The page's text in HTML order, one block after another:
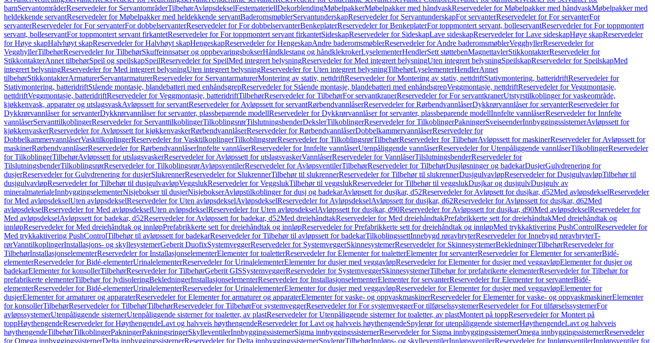
barnServantområderReservedeler for ServantområderTilbehørAvløpsdekselFestemateriellDekorblendingMøbelpakkerMøbelpakker med håndvaskReservedeler for Møbelpakker med håndvaskMøbelpakker med
heldekkende servantReservedeler for Møbelpakker med heldekkende servantBaderomsmøblerServantunderskapReservedeler for ServantunderskapFor servanterReservedeler for For servanterFor
servanterReservedeler for For servanterFor dobbelservanterReservedeler for For dobbelservanterBenkeplaterReservedeler for BenkeplaterFor toppmontert servant, bolleservantReservedeler for For toppmontert
servant, bolleservantFor toppmontert servant firkantetReservedeler for For toppmontert servant firkantetSideskapReservedeler for SideskapLave sideskapReservedeler for Lave sideskapHøye skapReservedeler
for Høye skapHalvhøyt skapReservedeler for Halvhøyt skapHengeskapReservedeler for HengeskapAndre baderomsmøblerReservedeler for Andre baderomsmøblerVegghyllerReservedeler for
VegghyllerTilbehørReservedeler for TilbehørSkuffeinnsatser og oppbevaringsbokserHåndklestang og håndklekrokerLyselementerHendlerSett støttebenMagnettavlerStikkontakterReservedeler for
StikkontakterAnnet tilbehørSpeil og speilskapSpeilReservedeler for SpeilMed integrert belysningReservedeler for Med integrert belysningUten integrert belysningSpeilskapReservedeler for SpeilskapMed
integrert belysningReservedeler for Med integrert belysningUten integrert belysningReservedeler for Uten integrert belysningTilbehørLyselementerHendlerAnnet
tilbehørStikkontakterArmaturerServantarmaturerReservedeler for ServantarmaturerMontering av stativ, nettdriftReservedeler for Montering av stativ, nettdriftStativmontering, batteridriftReservedeler for
Stativmontering, batteridriftStående montasje, blandebatteri med enhåndsgrepReservedeler for Stående montasje, blandebatteri med enhåndsgrepVeggmontasje, nettdriftReservedeler for Veggmontasje,
nettdriftVeggmontasje, batteridriftReservedeler for Veggmontasje, batteridriftTilbehørReservedeler for TilbehørFor servantkranerReservedeler for For servantkranerUtstyrstilkoblinger for vaskeområde,
kjøkkenvask, apparater og utslagsvaskAvløpssett for servantReservedeler for Avløpssett for servantRørbendvannlåserReservedeler for RørbendvannlåserDykkrørvannlåser for servanterReservedeler for
Dykkrørvannlåser for servanterDykkrørvannlåser for servanter, plassbeparende modellReservedeler for Dykkrørvannlåser for servanter, plassbeparende modellInnfelte vannlåserReservedeler for Innfelte
vannlåserServanttilkoblingerReservedeler for ServanttilkoblingerTilkoblingsrørTilslutningsbenderDekslerTilkoblingerReservedeler for TilkoblingerPakningerSveiseenderInnbyggingssisternerAvløpssett for
kjøkkenvaskerReservedeler for Avløpssett for kjøkkenvaskerRørbendvannlåserReservedeler for RørbendvannlåserDobbelkammervannlåserReservedeler for
DobbelkammervannlåserVasktilkoplingerReservedeler for VasktilkoplingerTilkoblingsrørReservedeler for TilkoblingsrørTilbehørReservedeler for TilbehørAvløpssett for maskinerReservedeler for Avløpssett for
maskinerRørbendvannlåserReservedeler for RørbendvannlåserInnfelte vannlåserReservedeler for Innfelte vannlåserUtenpåliggende vannlåserReservedeler for Utenpåliggende vannlåserTilkoblingerReservedeler
for TilkoblingerTilbehørAvløpssett for utslagsvaskerReservedeler for Avløpssett for utslagsvaskerVannlåserReservedeler for VannlåserTilslutningsbenderReservedeler for
TilslutningsbenderTilkoblingsrørReservedeler for TilkoblingsrørAvløpsventilerReservedeler for AvløpsventilerTilbehørReservedeler for TilbehørDusjløsninger og badekarDusjerGulvdrenering for
dusjerReservedeler for Gulvdrenering for dusjerSlukrennerReservedeler for SlukrennerTilbehør til slukrennerReservedeler for Tilbehør til slukrennerDusjgulvavløpReservedeler for DusjgulvavløpTilbehør til
dusjgulvavløpReservedeler for Tilbehør til dusjgulvavløpVeggslukReservedeler for VeggslukTilbehør til veggslukReservedeler for Tilbehør til veggslukDusjkar og dusjgulvDusjgulv av
mineralmaterialeInnbyggingselementerNisjebokser til dusjerNisjebokserAvløpstilkoblinger for dusj og badekarAvløpsett for dusjkar, d52Reservedeler for Avløpsett for dusjkar, d52Med avløpsdekselReservedeler
for Med avløpsdekselUten avløpsdekselReservedeler for Uten avløpsdekselAvløpsdekselReservedeler for AvløpsdekselAvløpssett for dusjkar, d62Reservedeler for Avløpssett for dusjkar, d62Med
avløpsdekselReservedeler for Med avløpsdekselUten avløpsdekselReservedeler for Uten avløpsdekselAvløpssett for dusjkar, d90Reservedeler for Avløpssett for dusjkar, d90Med avløpsdekselReservedeler for
Med avløpsdekselAvløpssett for badekar, d52Reservedeler for Avløpssett for badekar, d52Med dreiehåndtakReservedeler for Med dreiehåndtakPrefabrikkerte sett for dreiehåndtakMed dreiehåndtak og
innløpReservedeler for Med dreiehåndtak og innløpPrefabrikkerte sett for dreiehåndtak og innløpReservedeler for Prefabrikkerte sett for dreiehåndtak og innløpMed trykkaktivering PushControlReservedeler for
Med trykkaktivering PushControlTilbehør til avløpssett for badekarReservedeler for Tilbehør til avløpssett for badekarTilkoblingssettInnebygd røravbryterReservedeler for Innebygd røravbryterT-
rørVanntilkoplingerInstallasjons- og skyllesystemerGeberit DuofixSystemveggerReservedeler for SystemveggerSkinnesystemerReservedeler for SkinnesystemerBekledningerTilbehørReservedeler for
TilbehørInstallasjonselementerReservedeler for InstallasjonselementerElementer for toaletterReservedeler for Elementer for toaletterElementer for servanterReservedeler for Elementer for servanterBidé-
elementerReservedeler for Bidé-elementerUrinalelementerReservedeler for UrinalelementerElementer for dusjer med veggavløpReservedeler for Elementer for dusjer med veggavløpElementer for dusjer og
badekarElementer for konsollerTilbehørReservedeler for TilbehørGeberit GISSystemveggerReservedeler for SystemveggerSkinnesystemerTilbehør for prefabrikerte elementerReservedeler for Tilbehør for
prefabrikerte elementerTilbehør for lydisoleringBekledningerInstallasjonselementerReservedeler for InstallasjonselementerElementer for servanterReservedeler for Elementer for servanterBidé-
elementerReservedeler for Bidé-elementerUrinalelementerReservedeler for UrinalelementerElementer for dusjer med veggavløpReservedeler for Elementer for dusjer med veggavløpElementer for
dusjerElementer for armaturer og apparaterReservedeler for Elementer for armaturer og apparaterElementer for vaske- og oppvaskmaskinerReservedeler for Elementer for vaske- og oppvaskmaskinerElementer
for konsollerTilbehørReservedeler for TilbehørTilbehørReservedeler for TilbehørFor systemveggerReservedeler for For systemveggerFor tilførselssystemerReservedeler for For tilførselssystemerFor
avløpssystemerUtenpåliggende sisternerUtenpåliggende sisterner for toaletter, av plastReservedeler for Utenpåliggende sisterner for toaletter, av plastMontert på toppReservedeler for Montert på
toppHøythengendeReservedeler for HøythengendeLavt og halvveis høythengendeReservedeler for Lavt og halvveis høythengendeSpylerør for utenpåliggende sisternerHøythengendeLavt og halvveis
høythengendeTilbehørTilkoblingerPakningerPakningsringerSkylleventilerInnbyggingssisternerSigma innbyggingssisternerReservedeler for Sigma innbyggingssisternerOmega innbyggingssisternerReservedeler
for Omega innbyggingssisternerDelta innbyggingssisternerReservedeler for Delta innbyggingssisternerSpylerørTilbehørInnløps- og skylleventilerInnløpsventilerReservedeler for InnløpsventilerInnløpsventiler for